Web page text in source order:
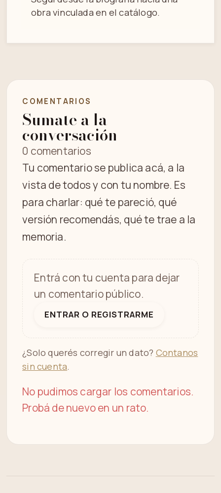
obra vinculada en el catálogo.
COMENTARIOS
Sumate a la
conversación
0 comentarios
Tu comentario se publica acá, a la
vista de todos y con tu nombre. Es
para charlar: qué te pareció, qué
versión recomendás, qué te trae a la
memoria.
Entrá con tu cuenta para dejar
un comentario público.
ENTRAR O REGISTRARME
¿Solo querés corregir un dato? Contanos
sin cuenta.
No pudimos cargar los comentarios.
Probá de nuevo en un rato.